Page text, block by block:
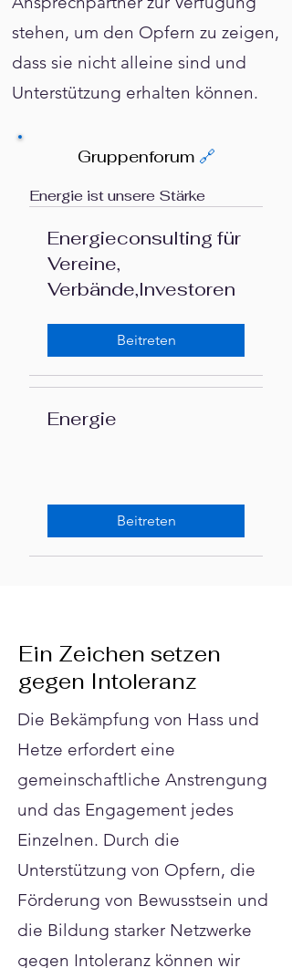
stehen, um den Opfern zu zeigen,
dass sie nicht alleine sind und
Unterstützung erhalten können.
Gruppenforum 🔗
Energie ist unsere Stärke
Energieconsulting für
Vereine,
Verbände,Investoren
Beitreten
Energie
Beitreten
Ein Zeichen setzen
gegen Intoleranz
Die Bekämpfung von Hass und
Hetze erfordert eine
gemeinschaftliche Anstrengung
und das Engagement jedes
Einzelnen. Durch die
Unterstützung von Opfern, die
Förderung von Bewusstsein und
die Bildung starker Netzwerke
gegen Intoleranz können wir